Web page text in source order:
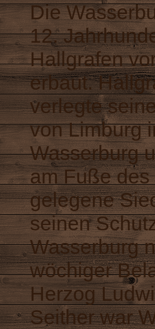
Die
12.
Hallgrafen
erbaut.
verlegte
von Limburg
Wasserburg
am Fuße des
gelegene
seinen
Wasserburg
wöchiger
Herzog
Seither war